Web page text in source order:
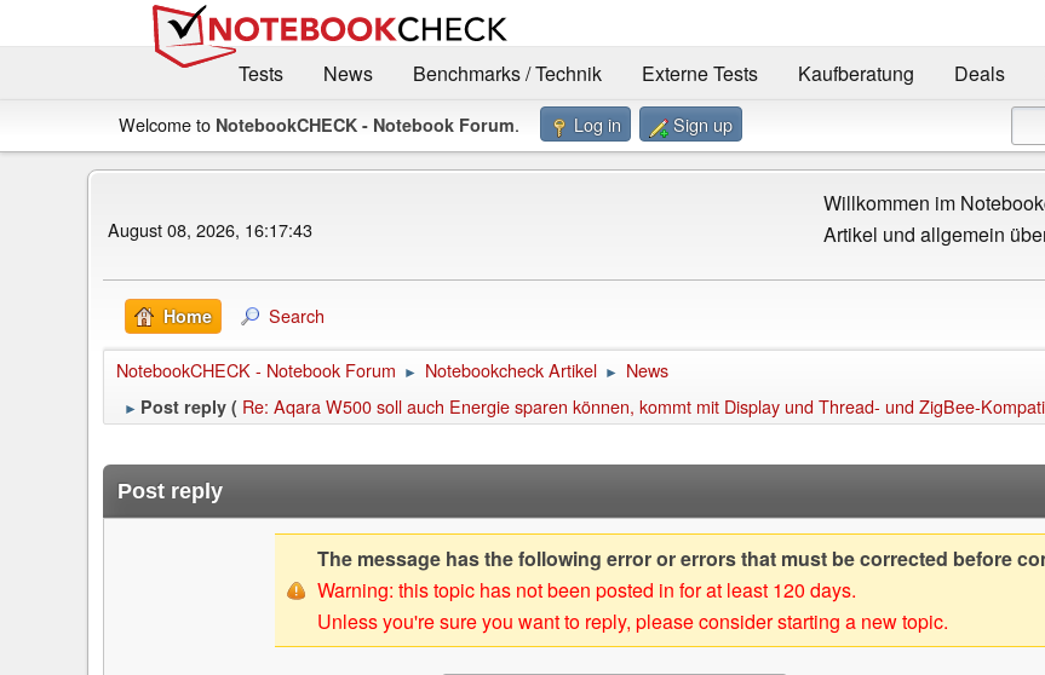
Tests
News Benchmarks / Technik Externe Tests Kaufberatung Deals
Welcome to NotebookCHECK - Notebook Forum. Log in Sign up
August 08, 2026, 16:17:43
Willkommen im
Artikel und allgemein
Home Search
NotebookCHECK - Notebook Forum ► Notebookcheck Artikel ► News
► Post reply ( Re: Aqara W500 soll auch Energie sparen können, kommt mit Display und Thread- und ZigBee-
Post reply
The message has the following error or errors that must be corrected before
Warning: this topic has not been posted in for at least 120 days.
Unless you're sure you want to reply, please consider starting a new topic.